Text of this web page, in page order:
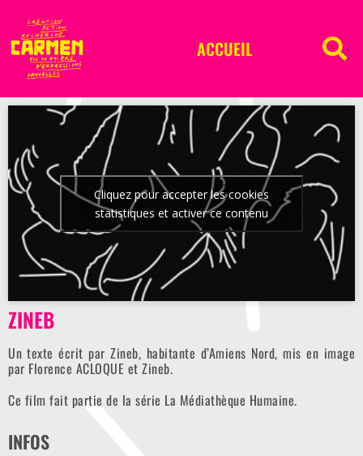
ACCUEIL
Cliquez pour accepter les cookies
statistiques et activer ce contenu
ZINEB
Un texte écrit par Zineb, habitante d’Amiens Nord, mis en image
par Florence ACLOQUE et Zineb.
Ce film fait partie de la série La Médiathèque Humaine.
INFOS